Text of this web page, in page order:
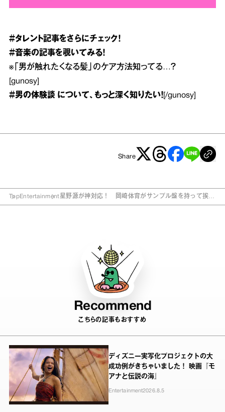
＃タレント記事をさらにチェック！
＃音楽の記事を覗いてみる！
※「男が触れたくなる髪」のケア方法知ってる…？
[gunosy]
＃男の体験談 について、もっと深く知りたい！ [/gunosy]
Share
TopEntertainment星野源が神対応！ 岡崎体育がサンプル盤を持って挨拶
Recommend
こちらの記事もおすすめ
ディズニー実写化プロジェクトの大
成功例がきちゃいました！ 映画『モ
アナと伝説の海』
Entertainment2026.8.5